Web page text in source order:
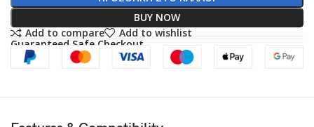
BUY NOW
Add to compare
Add to wishlist
Guaranteed Safe Checkout